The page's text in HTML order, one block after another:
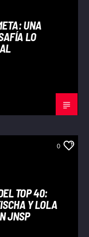
UNA
LO
0
TOP 40:
Y LOLA
JNSP